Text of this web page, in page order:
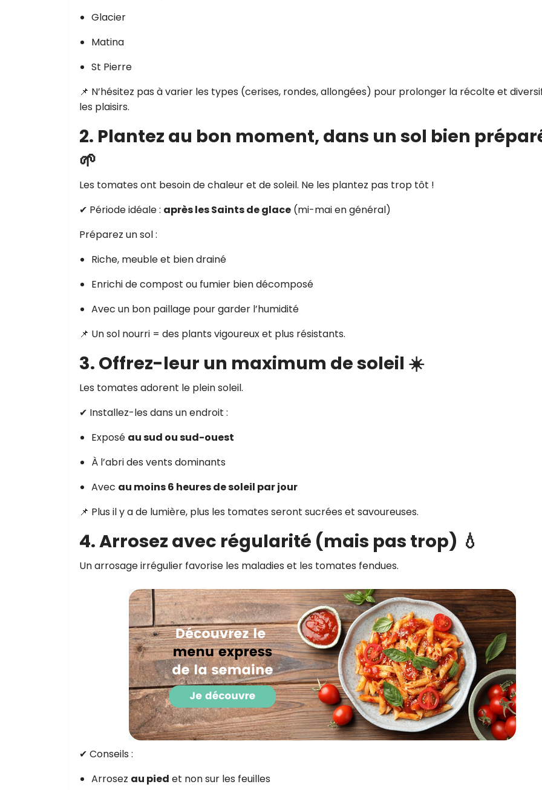
Glacier
Matina
St Pierre
📌 N’hésitez pas à varier les types (cerises, rondes, allongées) pour prolonger la récolte et
les plaisirs.
2. Plantez au bon moment, dans un sol bien
🌱
Les tomates ont besoin de chaleur et de soleil. Ne les plantez pas trop tôt !
✔ Période idéale : après les Saints de glace (mi-mai en général)
Préparez un sol :
Riche, meuble et bien drainé
Enrichi de compost ou fumier bien décomposé
Avec un bon paillage pour garder l’humidité
📌 Un sol nourri = des plants vigoureux et plus résistants.
3. Offrez-leur un maximum de soleil ☀️
Les tomates adorent le plein soleil.
✔ Installez-les dans un endroit :
Exposé au sud ou sud-ouest
À l’abri des vents dominants
Avec au moins 6 heures de soleil par jour
📌 Plus il y a de lumière, plus les tomates seront sucrées et savoureuses.
4. Arrosez avec régularité (mais pas trop) 💧
Un arrosage irrégulier favorise les maladies et les tomates fendues.
✔ Conseils :
Arrosez au pied et non sur les feuilles